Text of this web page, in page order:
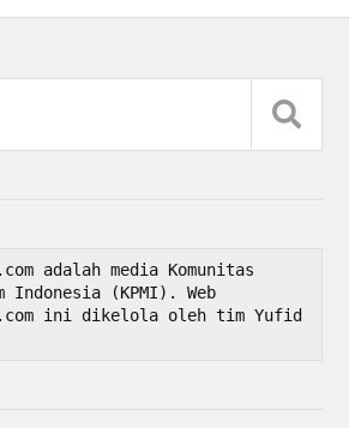
adalah media Komunitas
Indonesia (KPMI). Web
ini dikelola oleh tim Yufid